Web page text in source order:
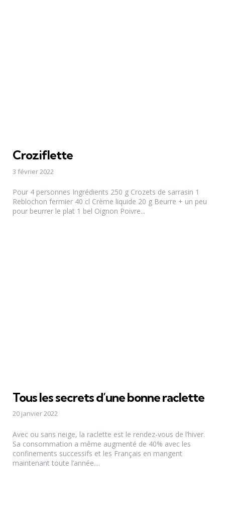
Croziflette
3 février 2022
Pour 4 personnes Ingrédients 250 g Crozets de sarrasin 1
Reblochon fermier 40 cl Crème liquide 20 g Beurre + un peu
pour beurrer le plat 1 bel Oignon Poivre...
Tous les secrets d’une bonne raclette
20 janvier 2022
Avec ou sans neige, la raclette est le rendez-vous de l’hiver.
Sa consommation a même augmenté de 40% avec les
confinements successifs et les Français en mangent
maintenant toute l’année....